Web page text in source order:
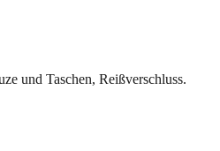
und Taschen, Reißverschluss.